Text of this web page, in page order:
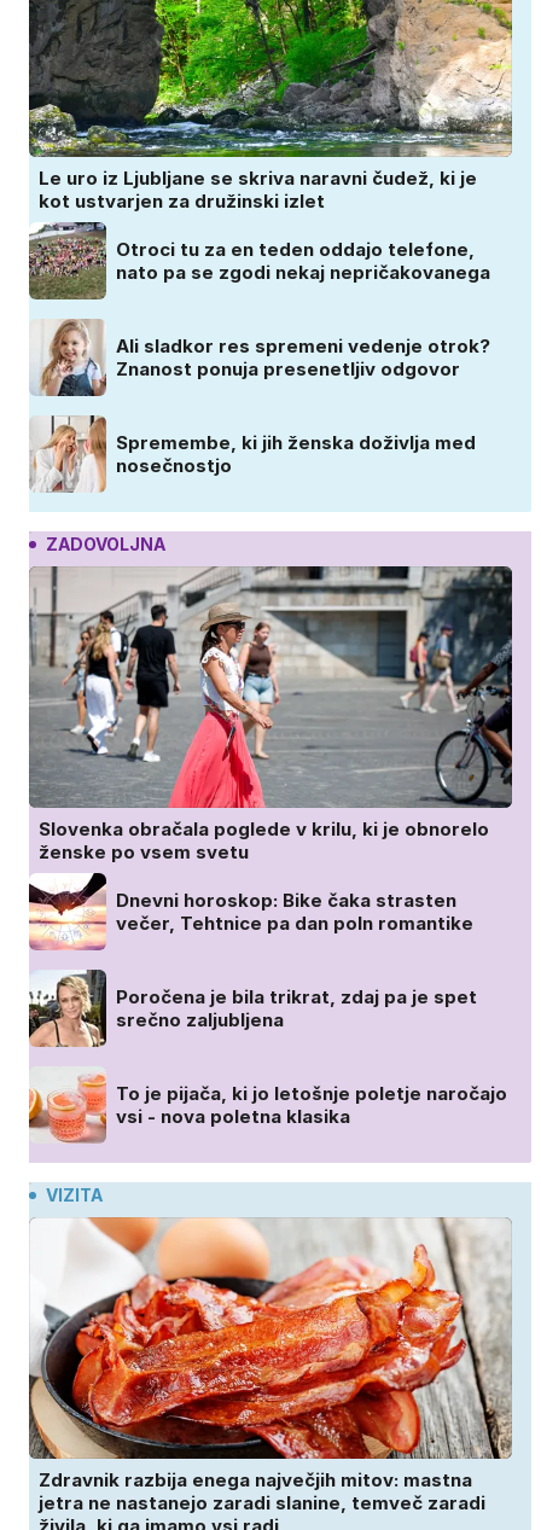
Le uro iz Ljubljane se skriva naravni čudež, ki je
kot ustvarjen za družinski izlet
Otroci tu za en teden oddajo telefone,
nato pa se zgodi nekaj nepričakovanega
Ali sladkor res spremeni vedenje otrok?
Znanost ponuja presenetljiv odgovor
Spremembe, ki jih ženska doživlja med
nosečnostjo
ZADOVOLJNA
Slovenka obračala poglede v krilu, ki je obnorelo
ženske po vsem svetu
Dnevni horoskop: Bike čaka strasten
večer, Tehtnice pa dan poln romantike
Poročena je bila trikrat, zdaj pa je spet
srečno zaljubljena
To je pijača, ki jo letošnje poletje naročajo
vsi - nova poletna klasika
VIZITA
Zdravnik razbija enega največjih mitov: mastna
jetra ne nastanejo zaradi slanine, temveč zaradi